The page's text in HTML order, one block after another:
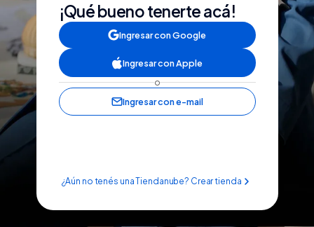
¡Qué bueno tenerte acá!
Ingresar con Google
Ingresar con Apple
o
Ingresar con e-mail
¿Aún no tenés una Tiendanube? Crear tienda